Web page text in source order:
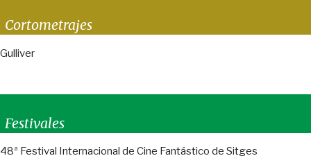
Cortometrajes
Gulliver
Festivales
48ª Festival Internacional de Cine Fantástico de Sitges